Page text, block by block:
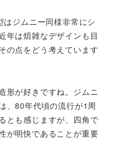
ジムニー同様非常にシ
年は煩雑なデザインも目
の点をどう考えています
形が好きですね。ジムニ
、80年代頃の流行が1周
とも感じますが、四角で
が明快であることが重要